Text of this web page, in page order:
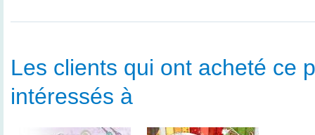
Les clients qui ont acheté ce
intéressés à